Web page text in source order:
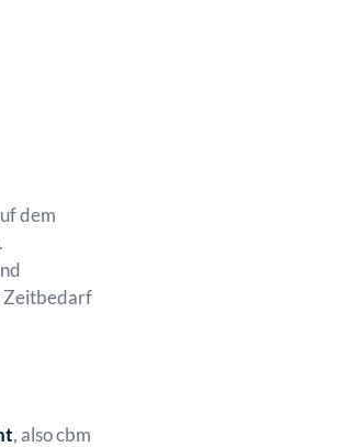
dem
Zeitbedarf
, also cbm